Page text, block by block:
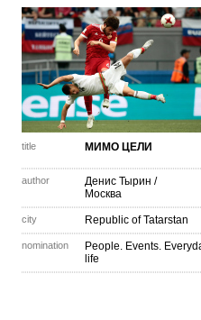
title МИМО ЦЕЛИ
author Денис Тырин /
Москва
city Republic of Tatarstan
nomination
People. Events.
life